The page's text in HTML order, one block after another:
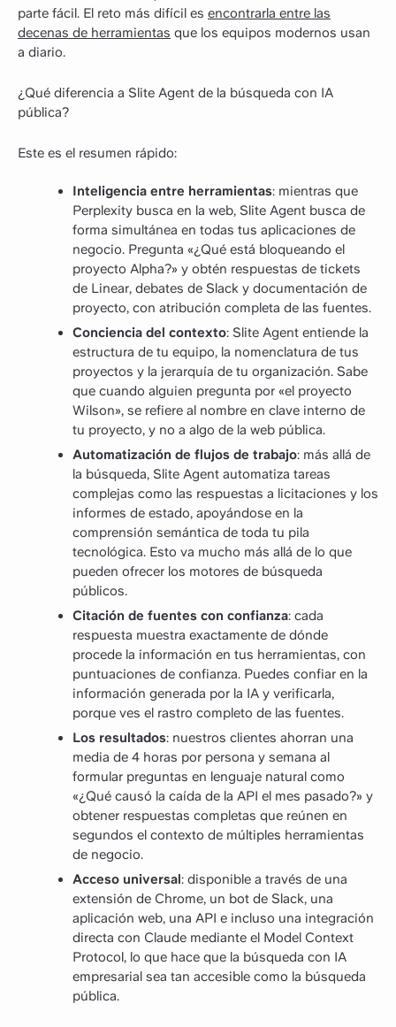
parte fácil. El reto más difícil es encontrarla entre las
decenas de herramientas que los equipos modernos usan
a diario.
¿Qué diferencia a Slite Agent de la búsqueda con IA
pública?
Este es el resumen rápido:
Inteligencia entre herramientas: mientras que
Perplexity busca en la web, Slite Agent busca de
forma simultánea en todas tus aplicaciones de
negocio. Pregunta «¿Qué está bloqueando el
proyecto Alpha?» y obtén respuestas de tickets
de Linear, debates de Slack y documentación de
proyecto, con atribución completa de las fuentes.
Conciencia del contexto: Slite Agent entiende la
estructura de tu equipo, la nomenclatura de tus
proyectos y la jerarquía de tu organización. Sabe
que cuando alguien pregunta por «el proyecto
Wilson», se refiere al nombre en clave interno de
tu proyecto, y no a algo de la web pública.
Automatización de flujos de trabajo: más allá de
la búsqueda, Slite Agent automatiza tareas
complejas como las respuestas a licitaciones y los
informes de estado, apoyándose en la
comprensión semántica de toda tu pila
tecnológica. Esto va mucho más allá de lo que
pueden ofrecer los motores de búsqueda
públicos.
Citación de fuentes con confianza: cada
respuesta muestra exactamente de dónde
procede la información en tus herramientas, con
puntuaciones de confianza. Puedes confiar en la
información generada por la IA y verificarla,
porque ves el rastro completo de las fuentes.
Los resultados: nuestros clientes ahorran una
media de 4 horas por persona y semana al
formular preguntas en lenguaje natural como
«¿Qué causó la caída de la API el mes pasado?» y
obtener respuestas completas que reúnen en
segundos el contexto de múltiples herramientas
de negocio.
Acceso universal: disponible a través de una
extensión de Chrome, un bot de Slack, una
aplicación web, una API e incluso una integración
directa con Claude mediante el Model Context
Protocol, lo que hace que la búsqueda con IA
empresarial sea tan accesible como la búsqueda
pública.